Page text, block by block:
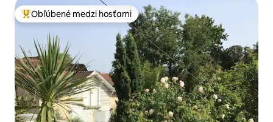
Najobľúbenejšie medzi hosťami
Obľúbené medzi hosťami